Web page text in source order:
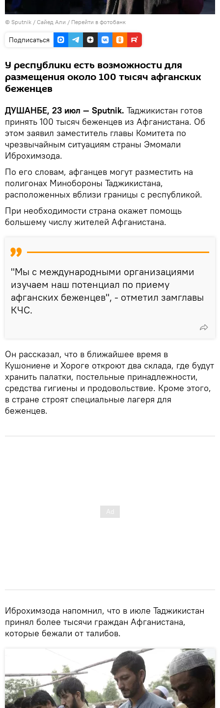
© Sputnik / Сайед Али / Перейти в фотобанк
Подписаться
У республики есть возможности для
размещения около 100 тысяч афганских
беженцев
ДУШАНБЕ, 23 июл — Sputnik. Таджикистан готов
принять 100 тысяч беженцев из Афганистана. Об
этом заявил заместитель главы Комитета по
чрезвычайным ситуациям страны Эмомали
Иброхимзода.
По его словам, афганцев могут разместить на
полигонах Минобороны Таджикистана,
расположенных вблизи границы с республикой.
При необходимости страна окажет помощь
большему числу жителей Афганистана.
"Мы с международными организациями
изучаем наш потенциал по приему
афганских беженцев", - отметил замглавы
КЧС.
Он рассказал, что в ближайшее время в
Кушониене и Хороге откроют два склада, где будут
хранить палатки, постельные принадлежности,
средства гигиены и продовольствие. Кроме этого,
в стране строят специальные лагеря для
беженцев.
Иброхимзода напомнил, что в июле Таджикистан
принял более тысячи граждан Афганистана,
которые бежали от талибов.